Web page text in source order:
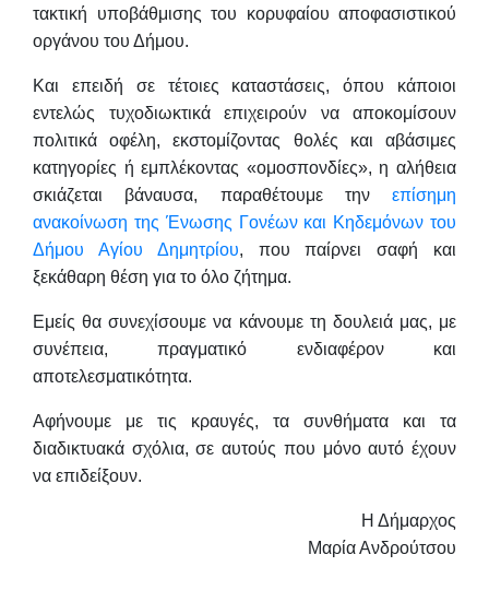
τακτική υποβάθμισης του κορυφαίου αποφασιστικού
οργάνου του Δήμου.
Και επειδή σε τέτοιες καταστάσεις, όπου κάποιοι
εντελώς τυχοδιωκτικά επιχειρούν να αποκομίσουν
πολιτικά οφέλη, εκστομίζοντας θολές και αβάσιμες
κατηγορίες ή εμπλέκοντας «ομοσπονδίες», η αλήθεια
σκιάζεται βάναυσα, παραθέτουμε την επίσημη
ανακοίνωση της Ένωσης Γονέων και Κηδεμόνων του
Δήμου Αγίου Δημητρίου, που παίρνει σαφή και
ξεκάθαρη θέση για το όλο ζήτημα.
Εμείς θα συνεχίσουμε να κάνουμε τη δουλειά μας, με
συνέπεια, πραγματικό ενδιαφέρον και
αποτελεσματικότητα.
Αφήνουμε με τις κραυγές, τα συνθήματα και τα
διαδικτυακά σχόλια, σε αυτούς που μόνο αυτό έχουν
να επιδείξουν.
Η Δήμαρχος
Μαρία Ανδρούτσου